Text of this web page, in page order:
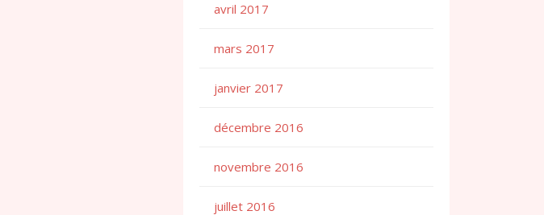
avril 2017
mars 2017
janvier 2017
décembre 2016
novembre 2016
juillet 2016